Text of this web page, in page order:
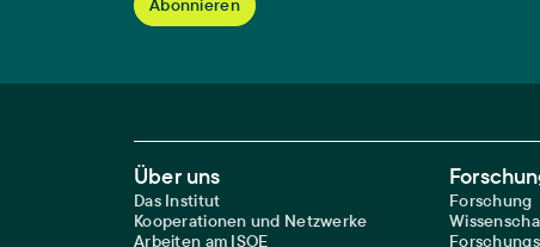
Footer Main Navigation
Über uns
Das Institut
Kooperationen und Netzwerke
Arbeiten am ISOE
Forschung